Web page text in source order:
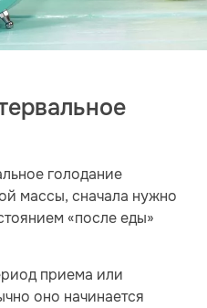
голодание
массы, сначала нужно
«после еды»
приема или
оно начинается